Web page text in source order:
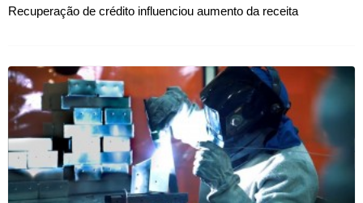
Recuperação de crédito influenciou aumento da receita